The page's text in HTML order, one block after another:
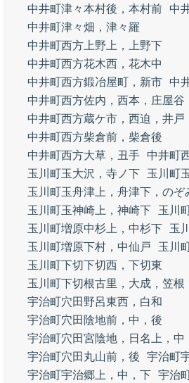
中井町津々本村後，本村前
中
中井町津々畑，津々羅
中井町西方上野上，上野下
中井町西方花木西，花木中
中井町西方鍛冶屋町，新市
中
中井町西方佐内，西本，庄屋谷
中井町西方蔵ケ市，西迫，井戸
中井町西方柴倉前，柴倉後
中井町西方大草，丑手
中井町
玉川町玉大沢，寺ノ下
玉川町
玉川町玉舟津上，舟津下，のぞ
玉川町玉神崎上，神崎下
玉川
玉川町増原中杉上，中杉下
玉
玉川町増原下村，中仙戸
玉川
玉川町下切下切西，下切東
玉川町下切根古里，大成，笠根
宇治町穴田野呂東西，白和
宇治町穴田陰地前，中，後
宇治町穴田宮陰地，日名上，中
宇治町穴田丸山前，後
宇治町
宇治町宇治郷上，中，下 宇治